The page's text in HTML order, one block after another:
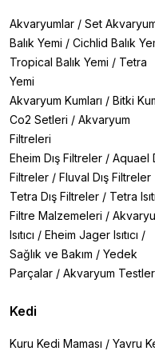
Eğitim:Kedinizin belirli bir
pekiştirmesi için teşvik
Bağ Kurma:Ödül maması
güçlendirebilirsiniz.
Motivasyon:İştahsız
bir moral kaynağı olabilir.
Kedi Ödül Maması
Edilmelidir?
Kedi ödül maması seçimi
önünde bulundurun:
İçerik Kalitesi: Ödül
kaynaklarından yapılmış
maddesi, yapay
seçenekleri tercih edin.
Ödül
miktarına dikkat edilmelidir.
Akvaryumlar / Set
Balık Yemi / Cichlid Balık
Tropical Balık Yemi / Tetra
Yemi
Akvaryum Kumları / Bitki
Co2 Setleri / Akvaryum
Filtreleri
Eheim Dış Filtreler / Aquael
Filtreler / Fluval Dış Filtreler
Tetra Dış Filtreler / Tetra
Filtre Malzemeleri /
Isıtıcı / Eheim Jager Isıtıcı /
Sağlık ve Bakım / Yedek
Parçalar / Akvaryum
Kedi
Kuru Kedi Maması / Yavru